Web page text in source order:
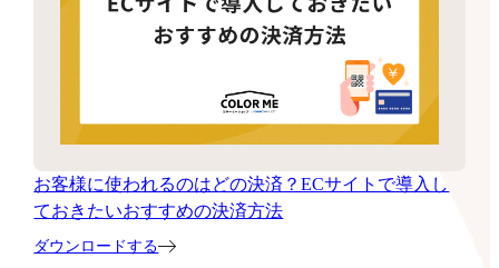
お客様に使われるのはどの決済？ECサイトで導入し
ておきたいおすすめの決済方法
ダウンロードする